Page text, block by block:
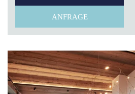
ANFRAGE